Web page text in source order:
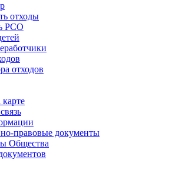
отходы
РСО
отходов
правовые документы
Общества